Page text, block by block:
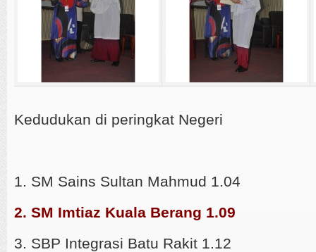
Kedudukan di peringkat Negeri
1. SM Sains Sultan Mahmud 1.04
2. SM Imtiaz Kuala Berang 1.09
3. SBP Integrasi Batu Rakit 1.12